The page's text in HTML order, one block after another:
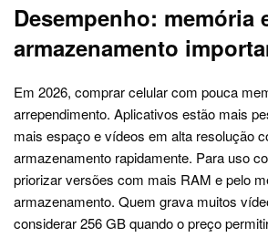
Desempenho: memória
armazenamento
Em 2026, comprar celular com pouca
arrependimento. Aplicativos estão mais
mais espaço e vídeos em alta resolução
armazenamento rapidamente. Para uso
priorizar versões com mais RAM e pelo
armazenamento. Quem grava muitos
considerar 256 GB quando o preço